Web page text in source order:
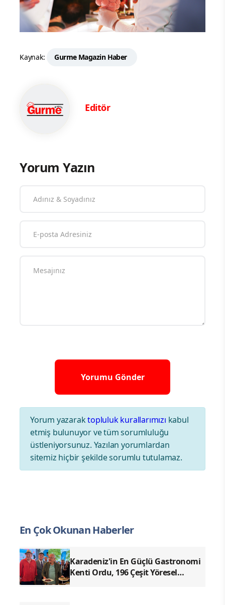
Kaynak: Gurme Magazin Haber
Editör
Yorum Yazın
Yorum yazaraktopluluk kurallarımızı kabul
etmiş bulunuyor ve tüm sorumluluğu
üstleniyorsunuz. Yazılan yorumlardan
sitemiz hiçbir şekilde sorumlu tutulamaz.
En Çok Okunan Haberler
Karadeniz'in En Güçlü Gastronomi
Kenti Ordu, 196 Çeşit Yöresel